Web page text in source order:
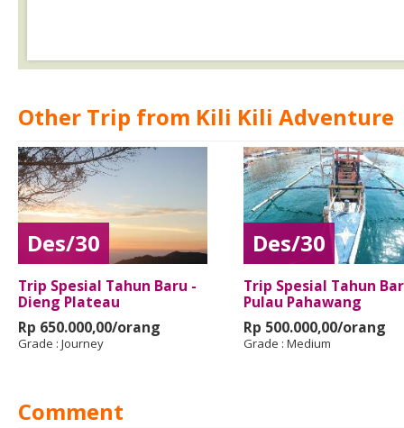
Other Trip from Kili Kili Adventure
Des/30
Trip Spesial Tahun Baru -
Dieng Plateau
Rp 650.000,00/orang
Grade : Journey
Des/30
Trip Spesial Tahun
Pulau Pahawang
Rp 500.000,00/orang
Grade : Medium
Comment